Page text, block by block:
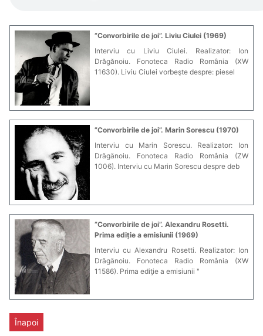
”Convorbirile de joi”. Liviu Ciulei (1969)
Interviu cu Liviu Ciulei. Realizator: Ion
Drăgănoiu. Fonoteca Radio România (XW
11630). Liviu Ciulei vorbeşte despre: piesel
”Convorbirile de joi”. Marin Sorescu (1970)
Interviu cu Marin Sorescu. Realizator: Ion
Drăgănoiu. Fonoteca Radio România (ZW
1006). Interviu cu Marin Sorescu despre deb
”Convorbirile de joi”. Alexandru Rosetti.
Prima ediție a emisiunii (1969)
Interviu cu Alexandru Rosetti. Realizator: Ion
Drăgănoiu. Fonoteca Radio România (XW
11586). Prima ediţie a emisiunii "
Înapoi